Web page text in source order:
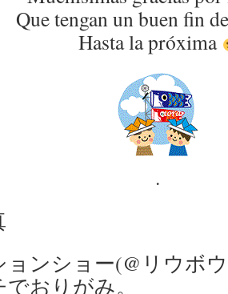
Que tengan un buen fin
Hasta la próxima
.
ョンショー(@リウボ
おりがみ。